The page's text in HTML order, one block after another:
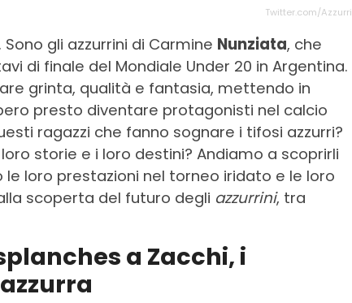
Twitter.com/Azzurri
gli azzurrini di Carmine Nunziata, che
di finale del Mondiale Under 20 in Argentina.
grinta, qualità e fantasia, mettendo in
presto diventare protagonisti nel calcio
ragazzi che fanno sognare i tifosi azzurri?
storie e i loro destini? Andiamo a scoprirli
le loro prestazioni nel torneo iridato e le loro
scoperta del futuro degli azzurrini, tra
a Zacchi, i